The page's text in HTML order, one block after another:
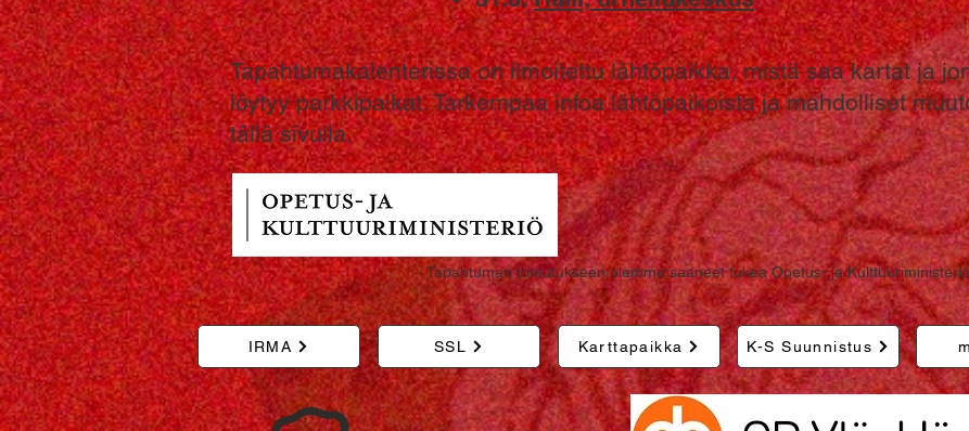
Tapahtumakalenterissa on ilmoitettu lähtöpaikka, mistä saa kartat ja
löytyy parkkipaikat. Tarkempaa infoa lähtöpaikoista ja mahdolliset
tällä sivulla.
Tapahtuman toteutukseen olemme saaneet tukea Opetus- ja
IRMA SSL Karttapaikka K-S Suunnistus